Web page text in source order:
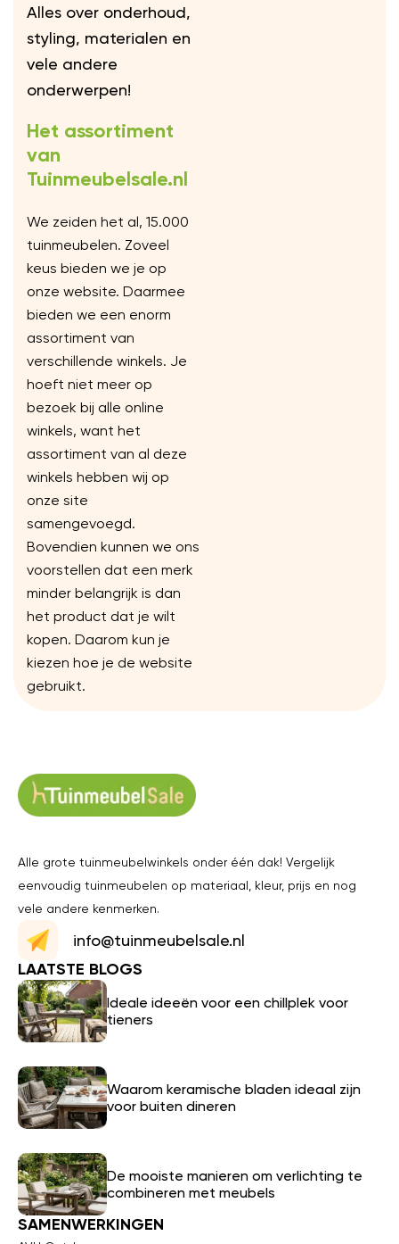
Alles over onderhoud,
styling, materialen en
vele andere
onderwerpen!
Het assortiment
van
Tuinmeubelsale.nl
We zeiden het al, 15.000
tuinmeubelen. Zoveel
keus bieden we je op
onze website. Daarmee
bieden we een enorm
assortiment van
verschillende winkels. Je
hoeft niet meer op
bezoek bij alle online
winkels, want het
assortiment van al deze
winkels hebben wij op
onze site
samengevoegd.
Bovendien kunnen we ons
voorstellen dat een merk
minder belangrijk is dan
het product dat je wilt
kopen. Daarom kun je
kiezen hoe je de website
gebruikt.
Alle grote tuinmeubelwinkels onder één dak! Vergelijk
eenvoudig tuinmeubelen op materiaal, kleur, prijs en nog
vele andere kenmerken.
info@tuinmeubelsale.nl
LAATSTE BLOGS
Ideale ideeën voor een chillplek voor
tieners
Waarom keramische bladen ideaal zijn
voor buiten dineren
De mooiste manieren om verlichting te
combineren met meubels
SAMENWERKINGEN